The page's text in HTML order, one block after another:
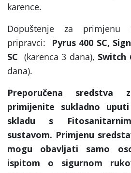
karence.
Dopuštenje za
pripravci: Pyrus 400 SC,
SC (karenca 3 dana), Switch
dana).
Preporučena
primijenite sukladno
skladu s
sustavom. Primjenu
mogu obavljati samo
ispitom o sigurnom